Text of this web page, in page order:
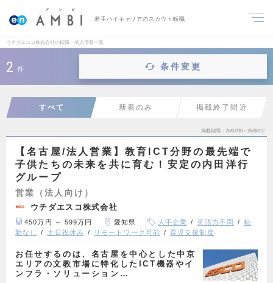
若手ハイキャリアのスカウト転職
ウチダエスコ株式会社の転職・求人情報一覧
2 件 条件変更
すべて 新着のみ 掲載終了間近
掲載期間 26/07/30～26/08/12
【名古屋/法人営業】教育ICT分野の最先端で
子供たちの未来を共に育む！安定の内田洋行
グループ
営業（法人向け）
ウチダエスコ株式会社
450万円 ～ 599万円 愛知県 大手企業 英語力不問
転
勤なし
土日祝休み リモートワーク可能 育児支援制度
お任せするのは、名古屋を中心とした中京
エリアの文教市場に特化したICT機器やイ
ンフラ・ソリューション…